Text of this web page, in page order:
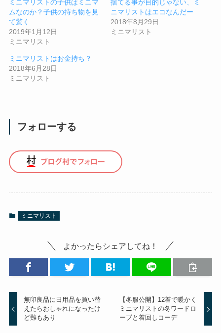
ミニマリストの子供はミニマ
ムなのか？子供の持ち物を見
て驚く
2019年1月12日
ミニマリスト
捨てる事が目的じゃない、ミ
ニマリストはエコなんだー
2018年8月29日
ミニマリスト
ミニマリストはお金持ち？
2018年6月28日
ミニマリスト
フォローする
ミニマリスト
よかったらシェアしてね！
無印良品に日用品を買い替
えたらおしゃれになったけ
ど難もあり
【冬服公開】12着で暖かく
ミニマリストの冬ワードロ
ーブと着回しコーデ